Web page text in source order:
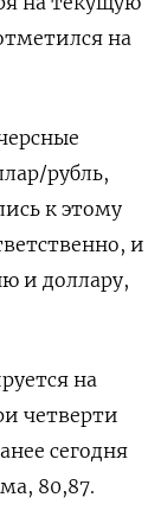
на
рубль,
к этому
и
и доллару,
на
четверти
сегодня
80,87.